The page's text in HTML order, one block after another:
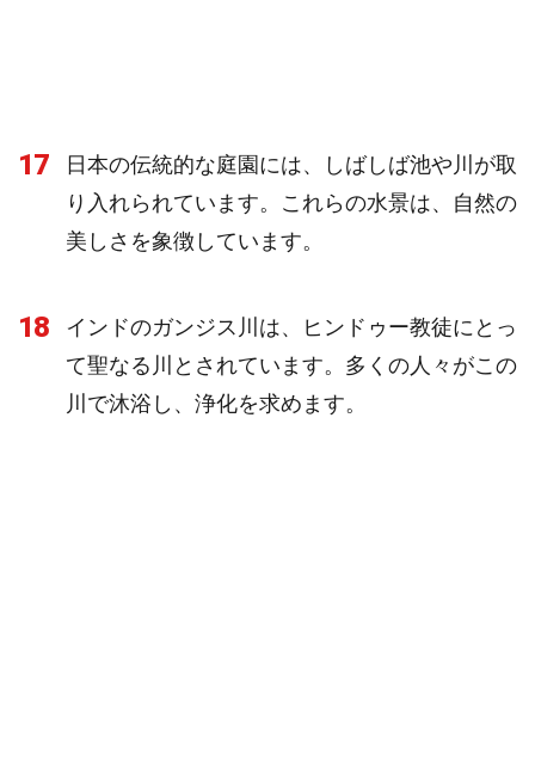
17
日本の伝統的な庭園には、しばしば池や川が取
り入れられています。これらの水景は、自然の
美しさを象徴しています。
18
インドのガンジス川は、ヒンドゥー教徒にとっ
て聖なる川とされています。多くの人々がこの
川で沐浴し、浄化を求めます。